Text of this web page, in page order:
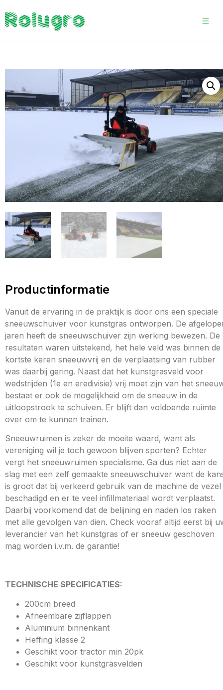
Productinformatie
Vanuit de ervaring in de praktijk is door ons een speciale
sneeuwschuiver voor kunstgras ontworpen. De
jaren heeft de sneeuwschuiver zijn werking bewezen. De
resultaten waren uitstekend, het hele veld was binnen de
kortste keren sneeuwvrij en de verplaatsing van rubber
was daarbij gering. Naast dat het kunstgrasveld voor
wedstrijden (1e en eredivisie) vrij moet zijn van het
bestaat er ook de mogelijkheid om de sneeuw in de
uitloopstrook te schuiven. Er blijft dan voldoende ruimte
over om te kunnen trainen.
Sneeuwruimen is zeker de moeite waard, want als
vereniging wil je toch gewoon blijven sporten? Echter
vergt het sneeuwruimen specialisme. Ga dus niet aan de
slag met een zelf gemaakte sneeuwschuiver want de
is groot dat bij verkeerd gebruik van de machine de vezel
beschadigd en er te veel infillmateriaal wordt verplaatst.
Daarbij voorkomend dat de belijning en naden los raken
met alle gevolgen van dien. Check vooraf altijd eerst bij
leverancier van het kunstgras of er sneeuw geschoven
mag worden i.v.m. de garantie!
TECHNISCHE SPECIFICATIES:
200cm breed
Afneembare zijflappen
Aluminium binnenkant
Heffing klasse 2
Geschikt voor tractor min 20pk
Geschikt voor kunstgrasvelden